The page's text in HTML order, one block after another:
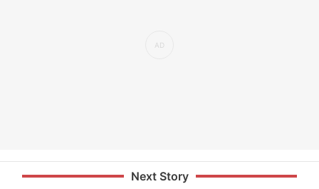
Next Story